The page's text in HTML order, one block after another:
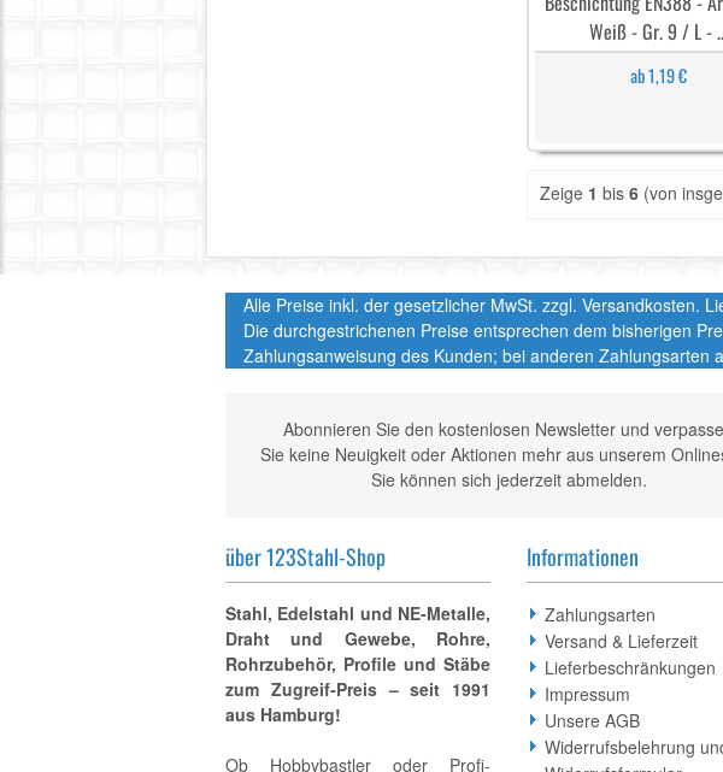
Weiß - Gr. 9 / L -
ab 1,19 €
Zeige 1 bis 6 (von
Alle Preise inkl. der gesetzlicher MwSt. zzgl. Versandkosten.
Die durchgestrichenen Preise entsprechen dem bisherigen
Zahlungsanweisung des Kunden; bei anderen Zahlungsarten
Abonnieren Sie den kostenlosen Newsletter und
Sie keine Neuigkeit oder Aktionen mehr aus unserem
Sie können sich jederzeit abmelden.
über 123Stahl-Shop
Stahl, Edelstahl und NE-Metalle,
Draht und Gewebe, Rohre,
Rohrzubehör, Profile und Stäbe
zum Zugreif-Preis – seit 1991
aus Hamburg!
Ob Hobbybastler oder Profi-
Informationen
Zahlungsarten
Versand & Lieferzeit
Lieferbeschränkungen
Impressum
Unsere AGB
Widerrufsbelehrung